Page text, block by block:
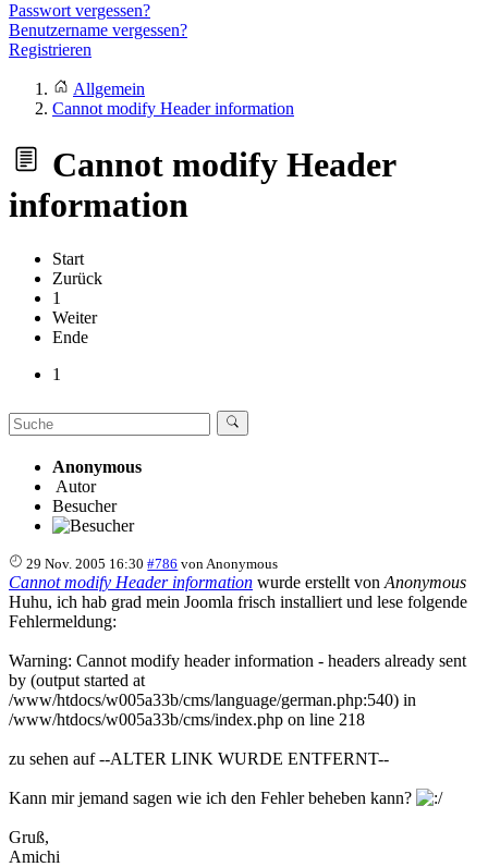
Passwort vergessen?
Benutzername vergessen?
Registrieren
Allgemein
Cannot modify Header information
Cannot modify Header
information
Start
Zurück
1
Weiter
Ende
1
Anonymous
Autor
Besucher
29 Nov. 2005 16:30 #786 von Anonymous
Cannot modify Header information wurde erstellt von Anonymous
Huhu, ich hab grad mein Joomla frisch installiert und lese folgende
Fehlermeldung:
Warning: Cannot modify header information - headers already sent
by (output started at
/www/htdocs/w005a33b/cms/language/german.php:540) in
/www/htdocs/w005a33b/cms/index.php on line 218
zu sehen auf --ALTER LINK WURDE ENTFERNT--
Kann mir jemand sagen wie ich den Fehler beheben kann?
Gruß,
Amichi